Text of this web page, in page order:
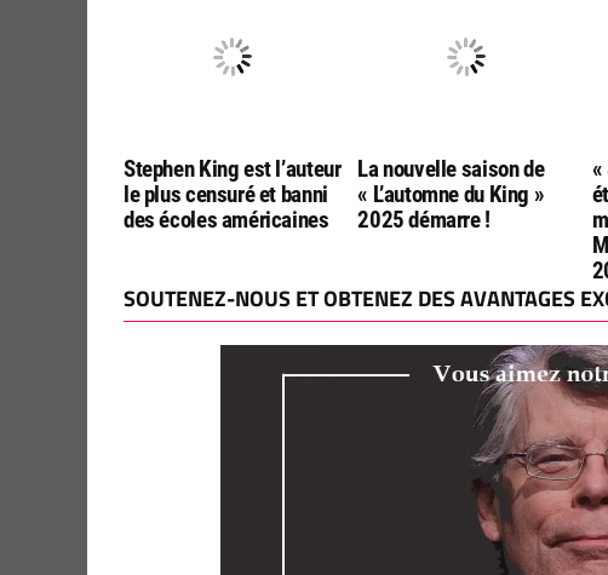
Stephen King est l’auteur
le plus censuré et banni
des écoles américaines
La nouvelle saison de
« L’automne du King »
2025 démarre !
«
SOUTENEZ-NOUS ET OBTENEZ DES AVANTAGES